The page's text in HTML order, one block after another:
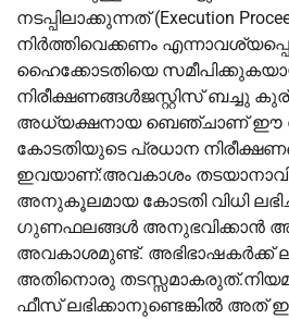
നടപ്പിലാക്കുന്നത് (Execution
നിർത്തിവെക്കണം
ഹൈക്കോടതിയെ
നിരീക്ഷണങ്ങള്‍ജസ്റ്റിസ് ബച്ചു
അധ്യക്ഷനായ ബെഞ്ചാണ് ഈ
കോടതിയുടെ പ്രധാന
ഇവയാണ്:അവകാശം
അനുകൂലമായ കോടതി വിധി
ഗുണഫലങ്ങള്‍ അനുഭവിക്കാൻ
അവകാശമുണ്ട്. അഭിഭാഷകർക്ക്
അതിനൊരു
ഫീസ് ലഭിക്കാനുണ്ടെങ്കില്‍ അത്